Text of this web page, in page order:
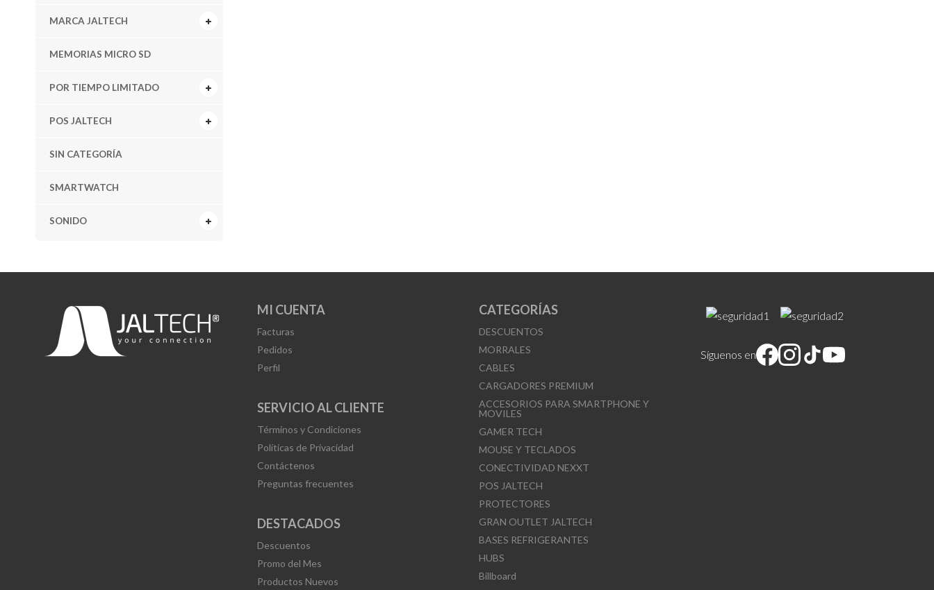
MARCA JALTECH
MEMORIAS MICRO SD
POR TIEMPO LIMITADO
POS JALTECH
SIN CATEGORÍA
SMARTWATCH
SONIDO
MI CUENTA
Facturas
Pedidos
Perfil
SERVICIO AL CLIENTE
Términos y Condiciones
Políticas de Privacidad
Contáctenos
Preguntas frecuentes
DESTACADOS
Descuentos
Promo del Mes
Productos Nuevos
CATEGORÍAS
DESCUENTOS
MORRALES
CABLES
CARGADORES PREMIUM
ACCESORIOS PARA SMARTPHONE Y
MOVILES
GAMER TECH
MOUSE Y TECLADOS
CONECTIVIDAD NEXXT
POS JALTECH
PROTECTORES
GRAN OUTLET JALTECH
BASES REFRIGERANTES
HUBS
Billboard
Síguenos en